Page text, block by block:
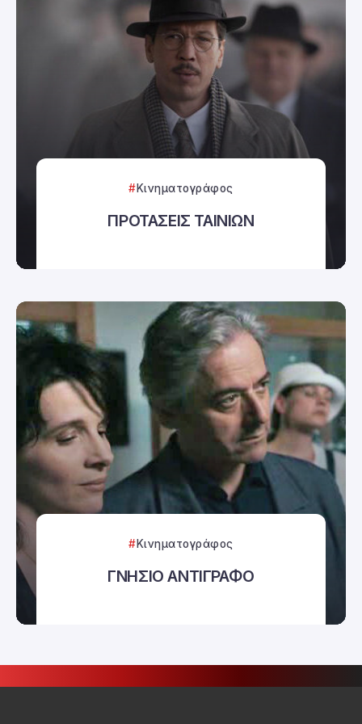
Κινηματογράφος
ΠΡΟΤΑΣΕΙΣ ΤΑΙΝΙΩΝ
Κινηματογράφος
ΓΝΗΣΙΟ ΑΝΤΙΓΡΑΦΟ